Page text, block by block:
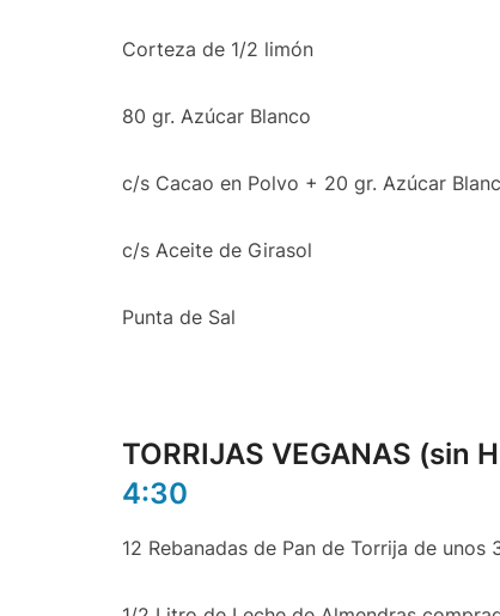
Corteza de 1/2 limón
80 gr. Azúcar Blanco
c/s Cacao en Polvo + 20 gr. Azúcar
c/s Aceite de Girasol
Punta de Sal
TORRIJAS VEGANAS (sin
4:30
12 Rebanadas de Pan de Torrija de